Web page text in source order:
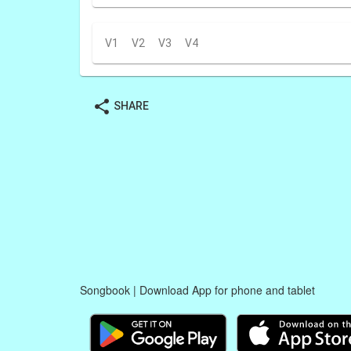
V1 V2 V3 V4
share SHARE
Songbook | Download App for phone and tablet